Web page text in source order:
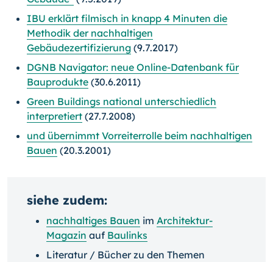
IBU erklärt filmisch in knapp 4 Minuten die
Methodik der nachhaltigen
Gebäudezertifizierung (9.7.2017)
DGNB Navigator: neue Online-Datenbank für
Bauprodukte (30.6.2011)
Green Buildings national unterschiedlich
interpretiert (27.7.2008)
und übernimmt Vorreiterrolle beim nachhaltigen
Bauen (20.3.2001)
siehe zudem:
nachhaltiges Bauen im Architektur-
Magazin auf Baulinks
Literatur / Bücher zu den Themen